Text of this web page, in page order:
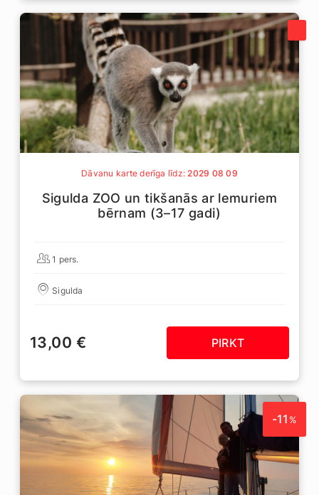
Dāvanu karte derīga līdz:2029 08 09
Sigulda ZOO un tikšanās ar lemuriem
bērnam (3–17 gadi)
1 pers.
Sigulda
13,00 € PIRKT
-11 %